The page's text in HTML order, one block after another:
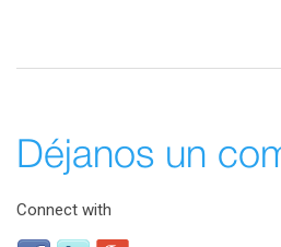
Déjanos un
Connect with